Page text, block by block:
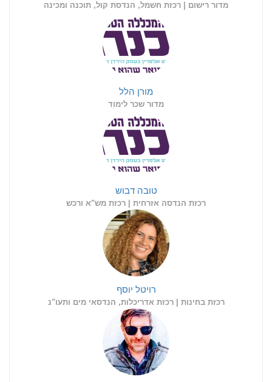
מדור רישום | רכזת חשמל, הנדסת קול, תוכנה ומכינה
מורן הלל
מדור שכר לימוד
טובה דבוש
רכזת הנדסה אזרחית | רכזת מש"א ורכש
רויטל יוסף
רכזת בחינות | רכזת אדריכלות, הנדסאי מים ותעו"נ